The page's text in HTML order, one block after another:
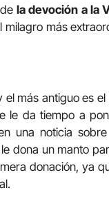
dela devoción a la
milagro más
el más antiguo es el
le da tiempo a
una noticia
dona un manto
donación, ya